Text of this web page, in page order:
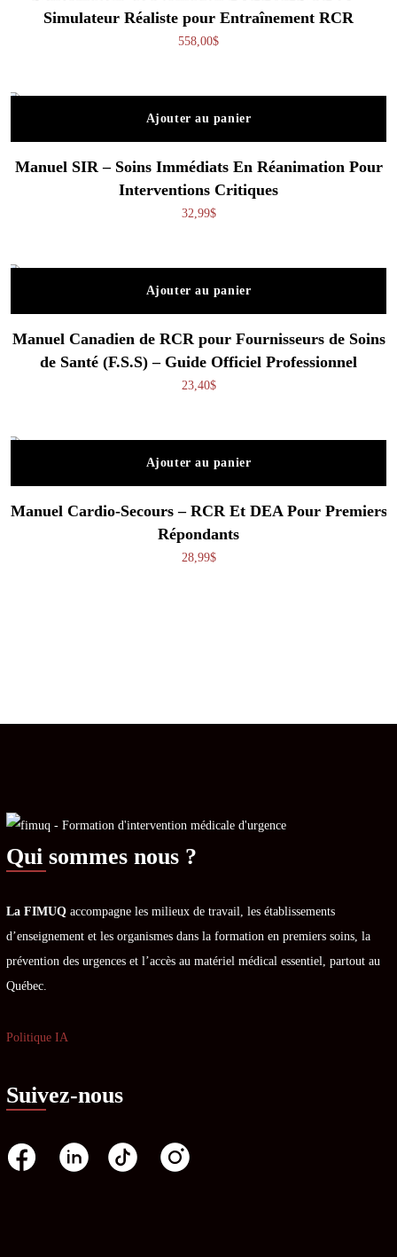
Simulateur Réaliste pour Entraînement RCR
558,00$
Ajouter au panier
Manuel SIR – Soins Immédiats En Réanimation Pour
Interventions Critiques
32,99$
Ajouter au panier
Manuel Canadien de RCR pour Fournisseurs de Soins
de Santé (F.S.S) – Guide Officiel Professionnel
23,40$
Ajouter au panier
Manuel Cardio-Secours – RCR Et DEA Pour Premiers
Répondants
28,99$
Qui sommes nous ?
La FIMUQ accompagne les milieux de travail, les établissements
d’enseignement et les organismes dans la formation en premiers soins, la
prévention des urgences et l’accès au matériel médical essentiel, partout au
Québec.
Politique IA
Suivez-nous